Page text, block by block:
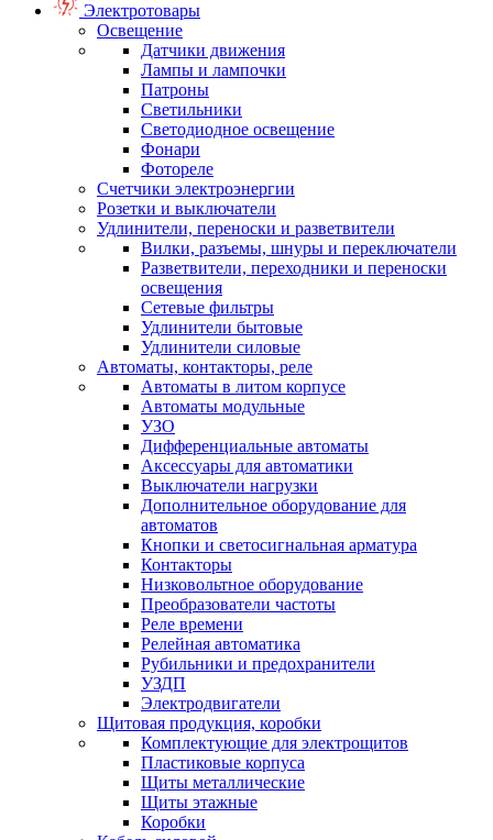
Электротовары
Освещение
Датчики движения
Лампы и лампочки
Патроны
Светильники
Светодиодное освещение
Фонари
Фотореле
Счетчики электроэнергии
Розетки и выключатели
Удлинители, переноски и разветвители
Вилки, разъемы, шнуры и переключатели
Разветвители, переходники и переноски
освещения
Сетевые фильтры
Удлинители бытовые
Удлинители силовые
Автоматы, контакторы, реле
Автоматы в литом корпусе
Автоматы модульные
УЗО
Дифференциальные автоматы
Аксессуары для автоматики
Выключатели нагрузки
Дополнительное оборудование для
автоматов
Кнопки и светосигнальная арматура
Контакторы
Низковольтное оборудование
Преобразователи частоты
Реле времени
Релейная автоматика
Рубильники и предохранители
УЗДП
Электродвигатели
Щитовая продукция, коробки
Комплектующие для электрощитов
Пластиковые корпуса
Щиты металлические
Щиты этажные
Коробки